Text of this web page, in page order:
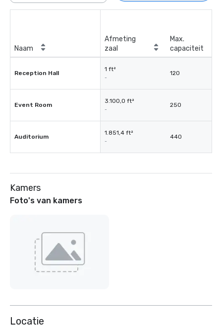
Naam
Afmeting
zaal
Max.
capaciteit
Reception Hall
1 ft²
-
120
Event Room
3.100,0 ft²
-
250
Auditorium
1.851,4 ft²
-
440
Kamers
Foto's van kamers
Locatie